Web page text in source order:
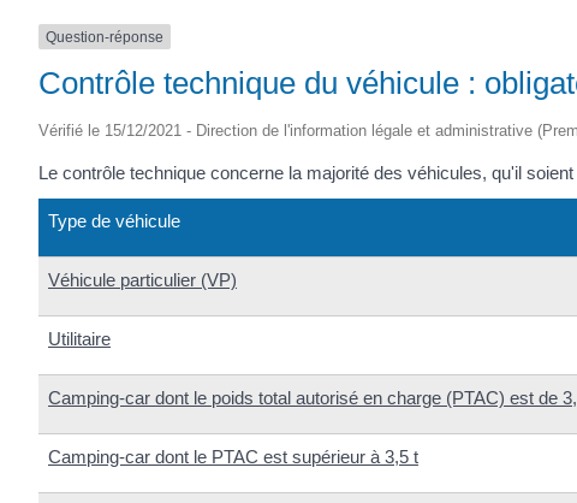
Question-réponse
Contrôle technique du véhicule :
Vérifié le 15/12/2021 - Direction de l'information légale et administrative
Le contrôle technique concerne la majorité des véhicules, qu'il
Type de véhicule
Véhicule particulier (VP)
Utilitaire
Camping-car dont le poids total autorisé en charge (PTAC) est de
Camping-car dont le PTAC est supérieur à 3,5 t